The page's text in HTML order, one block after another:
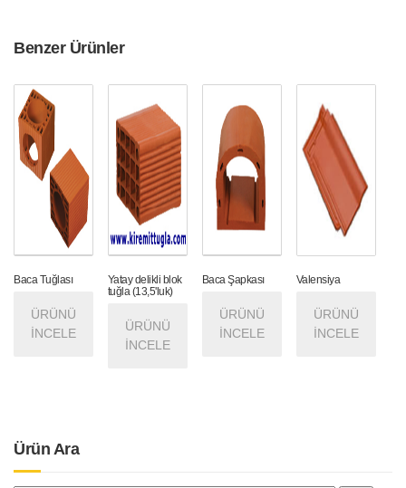
Benzer Ürünler
Baca Tuğlası
ÜRÜNÜ
İNCELE
Yatay delikli blok
tuğla (13,5'luk)
ÜRÜNÜ
İNCELE
Baca Şapkası
ÜRÜNÜ
İNCELE
Valensiya
ÜRÜNÜ
İNCELE
Ürün Ara